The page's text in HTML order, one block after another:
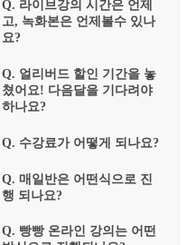
Q. 라이브강의 시간은 언제
고, 녹화본은 언제볼수 있나
요?
Q. 얼리버드 할인 기간을 놓
쳤어요! 다음달을 기다려야
하나요?
Q. 수강료가 어떻게 되나요?
Q. 매일반은 어떤식으로 진
행 되나요?
Q. 빵빵 온라인 강의는 어떤